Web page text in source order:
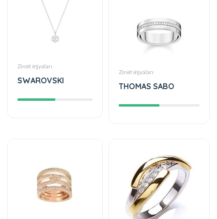
Zinət əşyaları
SWAROVSKI
Zinət əşyaları
THOMAS SABO